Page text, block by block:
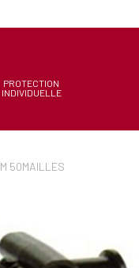
PROTECTION
INDIVIDUELLE
50MAILLES